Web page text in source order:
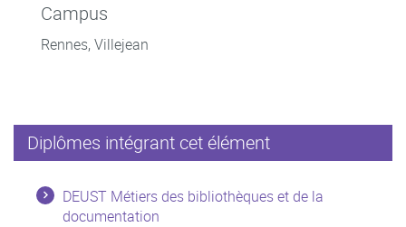
Campus
Rennes, Villejean
Diplômes intégrant cet élément
DEUST Métiers des bibliothèques et de la
documentation